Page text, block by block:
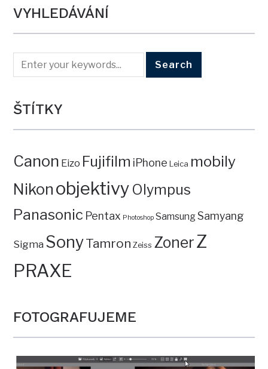
VYHLEDÁVÁNÍ
ŠTÍTKY
Canon Eizo Fujifilm iPhone Leica mobily
Nikon objektivy Olympus
Panasonic Pentax Photoshop SamsungSamyang
Sigma SonyTamron Zeiss ZonerZ
PRAXE
FOTOGRAFUJEME